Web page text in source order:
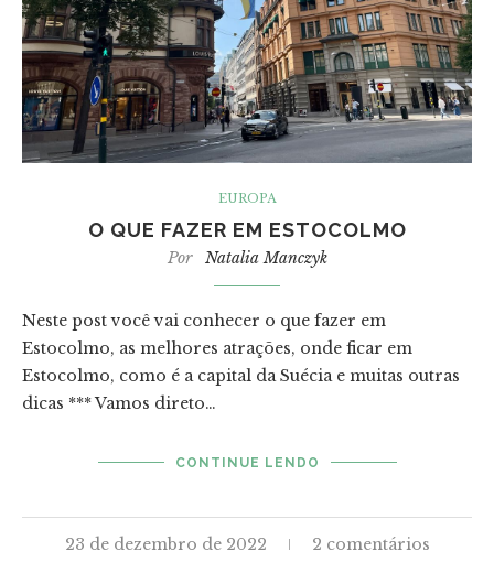
EUROPA
O QUE FAZER EM ESTOCOLMO
Por Natalia Manczyk
Neste post você vai conhecer o que fazer em
Estocolmo, as melhores atrações, onde ficar em
Estocolmo, como é a capital da Suécia e muitas outras
dicas *** Vamos direto…
CONTINUE LENDO
23 de dezembro de 2022 2 comentários